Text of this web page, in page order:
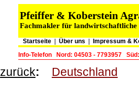
Pfeiffer & Koberstein
Fachmakler für landwirtschaftliche
Startseite Über uns
Impressum &
Info-Telefon
Nord: 04503 - 7793957
zurück: Deutschland